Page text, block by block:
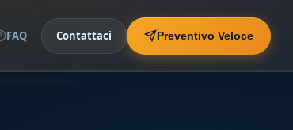
FAQ Contattaci Preventivo Veloce